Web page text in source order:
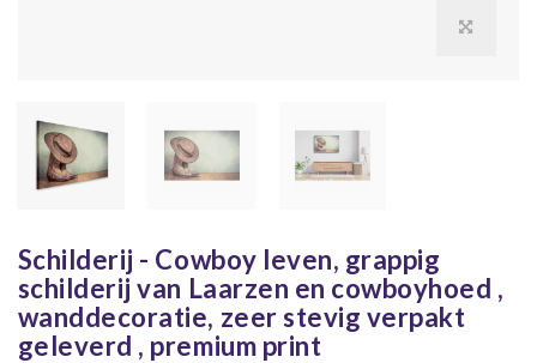
Schilderij - Cowboy leven, grappig
schilderij van Laarzen en cowboyhoed ,
wanddecoratie, zeer stevig verpakt
geleverd , premium print